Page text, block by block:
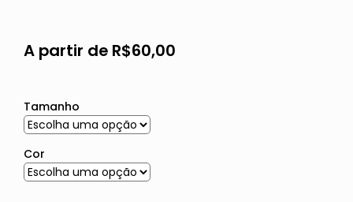
A partir de R$60,00
Tamanho
Cor